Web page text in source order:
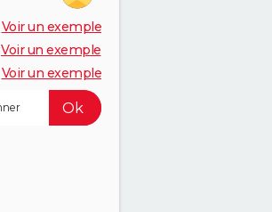
Voir un exemple
Voir un exemple
Voir un exemple